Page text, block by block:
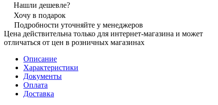
Нашли дешевле?
Хочу в подарок
Подробности уточняйте у менеджеров
Цена действительна только для интернет-магазина и может
отличаться от цен в розничных магазинах
Описание
Характеристики
Документы
Оплата
Доставка